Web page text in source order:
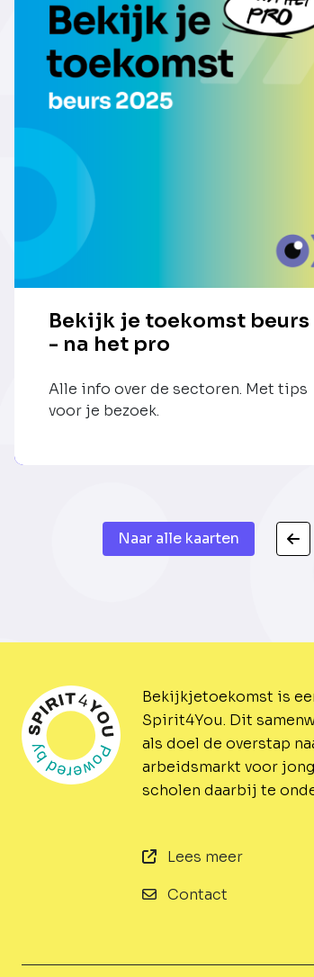
Bekijk je toekomst beurs
- na het pro
Alle info over de sectoren. Met tips
voor je bezoek.
Naar alle kaarten
Bekijkjetoekomst is
Spirit4You. Dit
als doel de overstap
arbeidsmarkt voor
scholen daarbij te
Lees meer
Contact